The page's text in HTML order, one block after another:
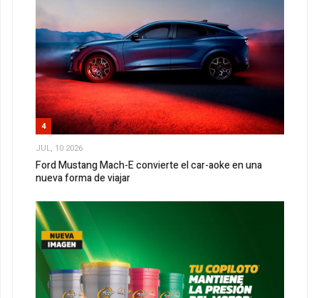
4
JUL, 10 2026
Ford Mustang Mach-E convierte el car-aoke en una
nueva forma de viajar